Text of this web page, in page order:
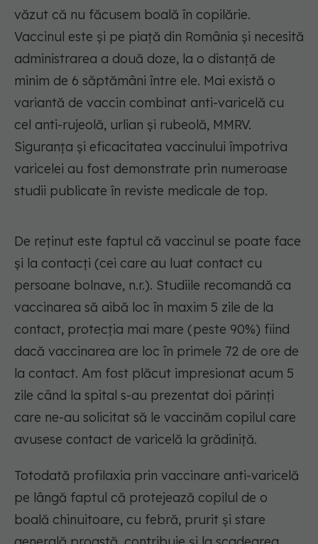
văzut că nu făcusem boală în copilărie.
Vaccinul este și pe piață din România și necesită
administrarea a două doze, la o distanță de
minim de 6 săptămâni între ele. Mai există o
variantă de vaccin combinat anti-varicelă cu
cel anti-rujeolă, urlian și rubeolă, MMRV.
Siguranța și eficacitatea vaccinului împotriva
varicelei au fost demonstrate prin numeroase
studii publicate în reviste medicale de top.
De reținut este faptul că vaccinul se poate face
și la contacți (cei care au luat contact cu
persoane bolnave, n.r.). Studiile recomandă ca
vaccinarea să aibă loc în maxim 5 zile de la
contact, protecția mai mare (peste 90%) fiind
dacă vaccinarea are loc în primele 72 de ore de
la contact. Am fost plăcut impresionat acum 5
zile când la spital s-au prezentat doi părinți
care ne-au solicitat să le vaccinăm copilul care
avusese contact de varicelă la grădiniță.
Totodată profilaxia prin vaccinare anti-varicelă
pe lângă faptul că protejează copilul de o
boală chinuitoare, cu febră, prurit și stare